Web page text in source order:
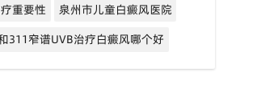
重要性
泉州市儿童白癜风医院
311窄谱UVB治疗白癜风哪个好